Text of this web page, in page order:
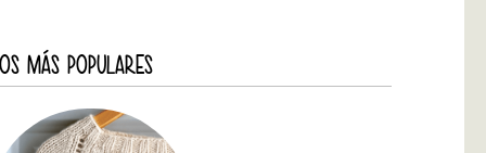
MÁS POPULARES